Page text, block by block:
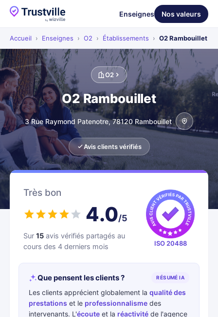
Enseignes Nos valeurs
Accueil › Enseignes › O2 › Établissements › O2 Rambouillet
O2
O2 Rambouillet
3 Rue Raymond Patenotre, 78120 Rambouillet
Avis clients vérifiés
Très bon
4.0/5
Sur 15 avis vérifiés partagés au
cours des 4 derniers mois
ISO 20488
Que pensent les clients ? RÉSUMÉ IA
Les clients apprécient globalement la qualité des
prestations et le professionnalisme des
intervenants. L'écoute et la réactivité de l'agence